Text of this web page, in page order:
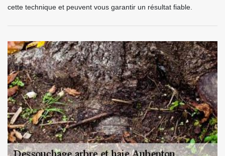
cette technique et peuvent vous garantir un résultat fiable.